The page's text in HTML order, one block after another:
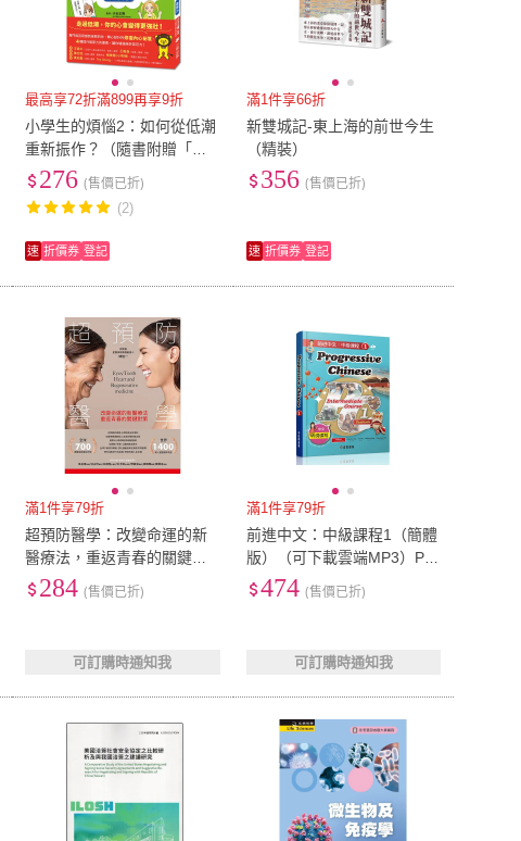
最高享72折滿899再享9折
小學生的煩惱2：如何從低潮
重新振作？（隨書附贈「復
原力名言小書籤」三款&「感
謝小書籤」一款）
276 (售價已折)
(2)
速 折價券 登記
滿1件享66折
新雙城記-東上海的前世今生
（精裝）
356 (售價已折)
速 折價券 登記
滿1件享79折
超預防醫學：改變命運的新
醫療法，重返青春的關鍵對
策284 (售價已折)
可訂購時通知我
滿1件享79折
前進中文：中級課程1（簡體
版）（可下載雲端MP3）Pro
gressive Chinese: Intermedi
ate Course 1
474 (售價已折)
可訂購時通知我